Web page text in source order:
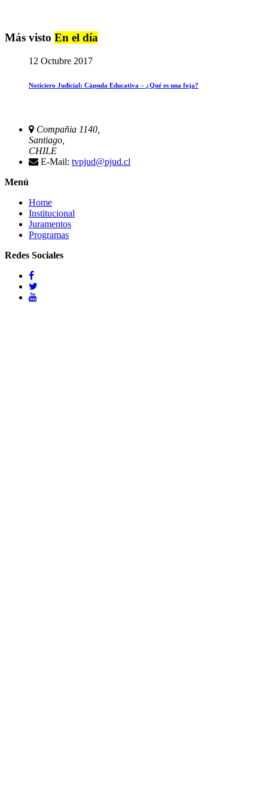
Más visto En el día
12 Octubre 2017
Noticiero Judicial: Cápsula Educativa – ¿Qué es una foja?
Compañia 1140,
Santiago,
CHILE
E-Mail: tvpjud@pjud.cl
Menú
Home
Institucional
Juramentos
Programas
Redes Sociales